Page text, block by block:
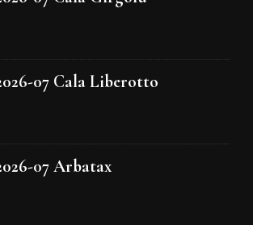
07 Cala Liberotto
07 Arbatax